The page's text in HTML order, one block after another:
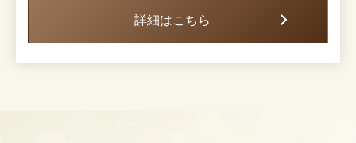
詳細はこちら